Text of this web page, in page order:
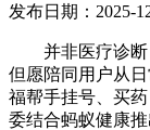
发布日期：2025-
并非医疗诊断，
但愿陪同用户从
福帮手挂号、买
委结合蚂蚁健康